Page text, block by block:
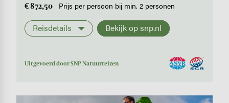
€ 872,50 Prijs per persoon bij min. 2 personen
Reisdetails Bekijk op snp.nl
Uitgevoerd door SNP Natuurreizen